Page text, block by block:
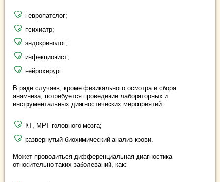
невропатолог;
психиатр;
эндокринолог;
инфекционист;
нейрохирург.
В ряде случаев, кроме физикального осмотра и сбора
анамнеза, потребуется проведение лабораторных и
инструментальных диагностических мероприятий:
КТ, МРТ головного мозга;
развернутый биохимический анализ крови.
Может проводиться дифференциальная диагностика
относительно таких заболеваний, как: